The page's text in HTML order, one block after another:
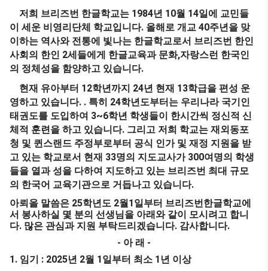
저희 브리즈번 한글학교는 1984년 10월 14일에 교민들
이 세운 비영리단체 학교입니다. 올해로 개교 40주년을 맞
이하는 역사와 전통에 빛나는 한글학교로서 브리즈번 한인
사회의 한인 2세들에게 한글교육과 문화,자랑스런 한국인
의 정체성을 함양하고 있습니다.
현재 유아부터 12학년까지 24년 현재 13학급을 편성 운
영하고 있습니다. . 특히 24학년도부터는 우리나라 국기인
태권도를 도입하여 3~6학년 학생들이 한시간씩 정신적 신
체적 훈련을 하고 있습니다. 그리고 저희 학교는 재외동포
청 및 퀸스랜드 주정부로부터 공식 인가 및 재정 지원을 받
고 있는 학교로서 현재 33명의 지도교사가 300여명의 학생
들을 열과 성을 다하여 지도하고 있는 브리즈번 최대 규모
의 한국어 교육기관으로 거듭나고 있습니다.
아뢰올 말씀은 25학년도 2월 1 일부터 브리즈번한글학교에
서 봉사하실 몇 분의 선생님을 아래와 같이 모시려고 합니
다. 많은 관심과 지원 부탁드리겠습니다. 감사합니다.
- 아 래 -
1. 임기 : 2025년 2월 1 일부터 최소 1 년 이상